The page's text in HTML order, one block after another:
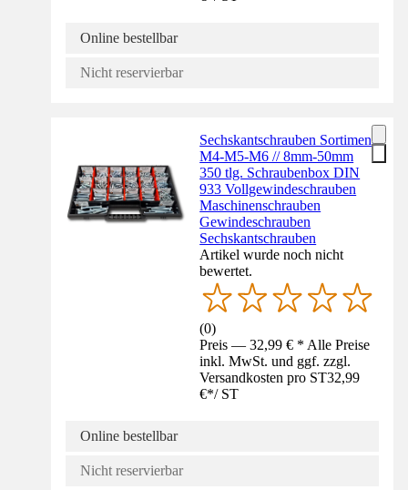
Online bestellbar
Nicht reservierbar
Sechskantschrauben Sortiment
M4-M5-M6 // 8mm-50mm
350 tlg. Schraubenbox DIN
933 Vollgewindeschrauben
Maschinenschrauben
Gewindeschrauben
Sechskantschrauben
Artikel wurde noch nicht
bewertet.
(0)
Preis — 32,99 € * Alle Preise
inkl. MwSt. und ggf. zzgl.
Versandkosten pro ST32,99
€*/ ST
Online bestellbar
Nicht reservierbar